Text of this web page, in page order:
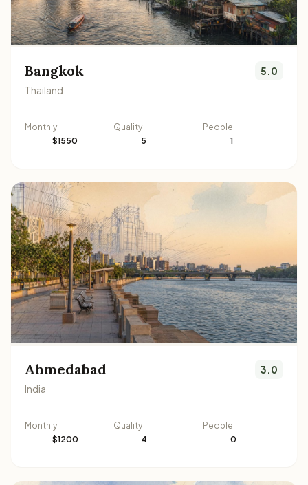
Bangkok
Thailand
5.0
Monthly
$1550
Quality
5
People
1
Ahmedabad
India
3.0
Monthly
$1200
Quality
4
People
0